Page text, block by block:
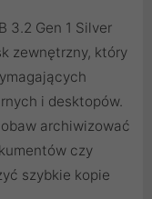
3.2 Gen 1 Silver
zewnętrzny, który
i desktopów.
archiwizować
czy
szybkie kopie